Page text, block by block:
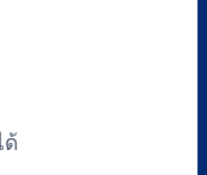
ด้